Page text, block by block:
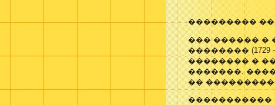
���������
��� ������ �
��������
�������� �
�������.
��
�����������